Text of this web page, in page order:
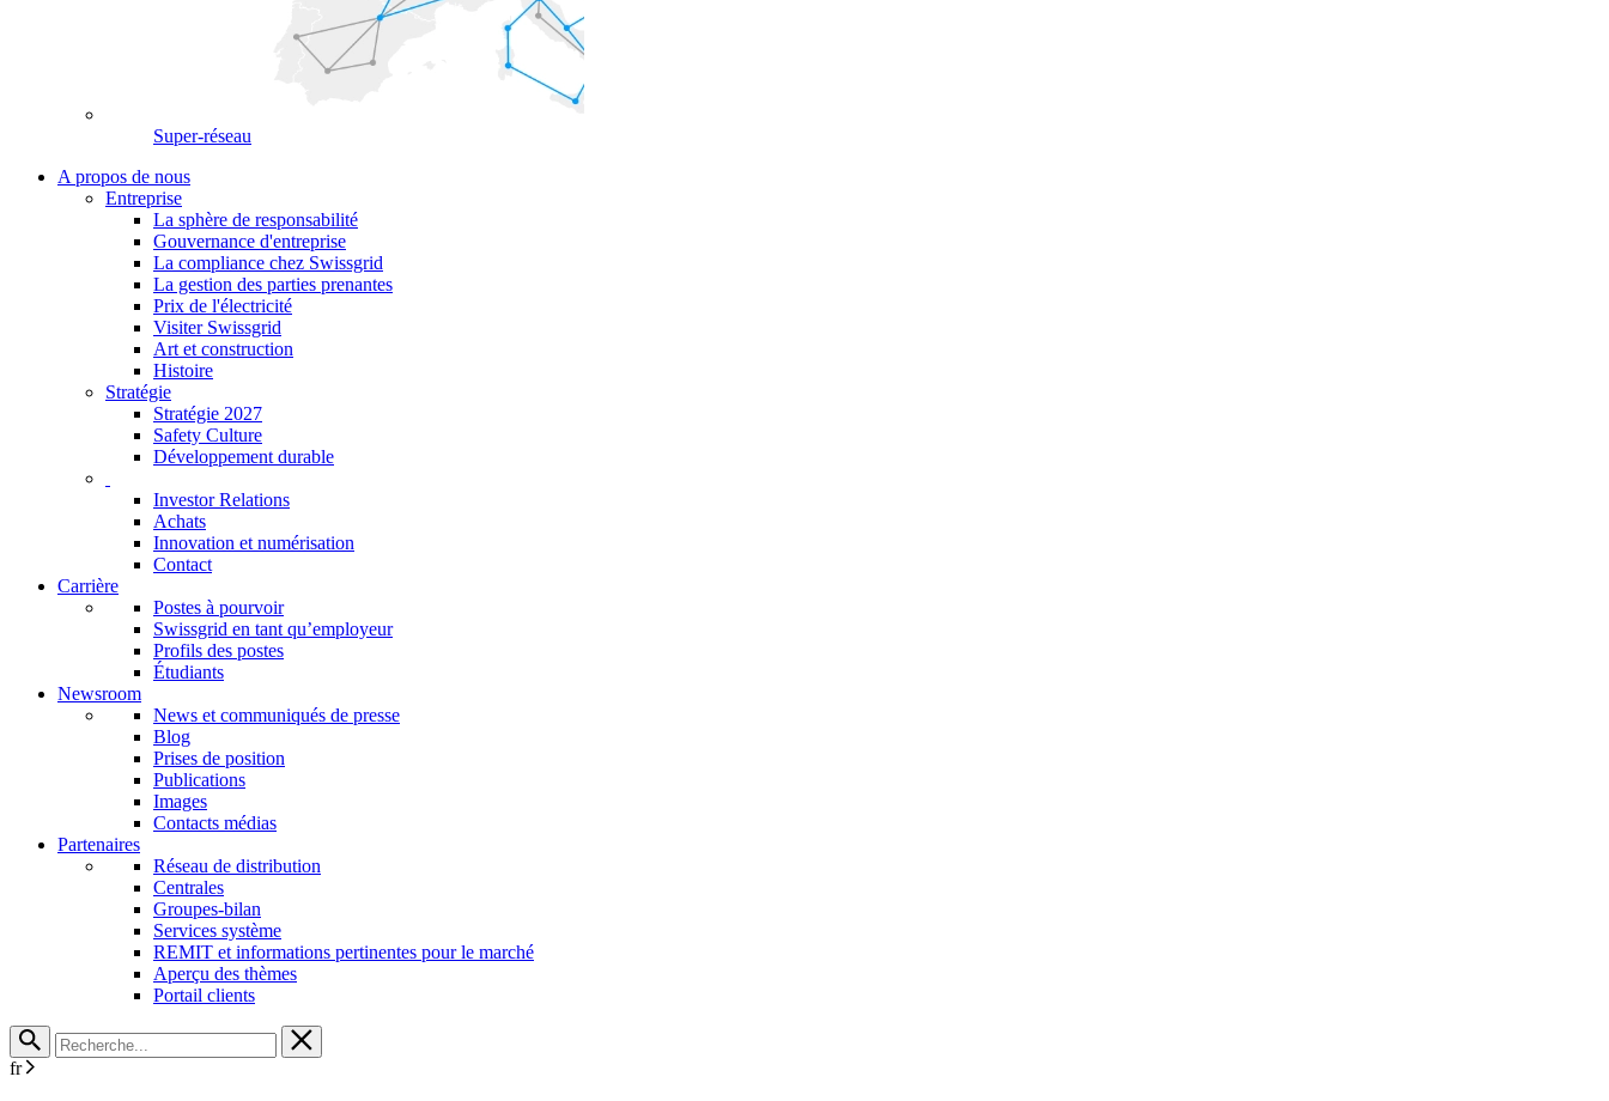
Super-réseau
A propos de nous
Entreprise
La sphère de responsabilité
Gouvernance d'entreprise
La compliance chez Swissgrid
La gestion des parties prenantes
Prix de l'électricité
Visiter Swissgrid
Art et construction
Histoire
Stratégie
Stratégie 2027
Safety Culture
Développement durable
Investor Relations
Achats
Innovation et numérisation
Contact
Carrière
Postes à pourvoir
Swissgrid en tant qu’employeur
Profils des postes
Étudiants
Newsroom
News et communiqués de presse
Blog
Prises de position
Publications
Images
Contacts médias
Partenaires
Réseau de distribution
Centrales
Groupes-bilan
Services système
REMIT et informations pertinentes pour le marché
Aperçu des thèmes
Portail clients
fr